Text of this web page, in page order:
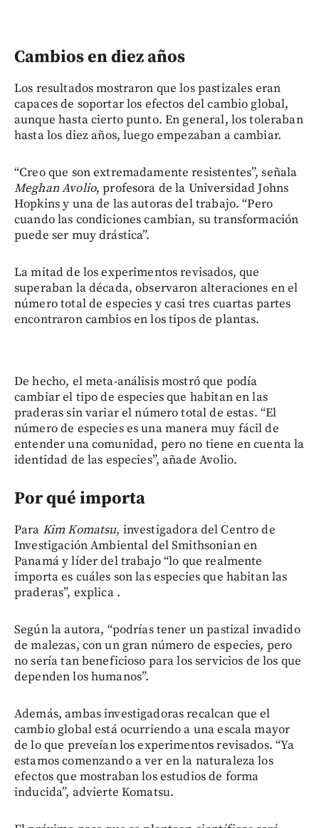
Cambios en diez años
Los resultados mostraron que los pastizales eran
capaces de soportar los efectos del cambio global,
aunque hasta cierto punto. En general, los toleraban
hasta los diez años, luego empezaban a cambiar.
“Creo que son extremadamente resistentes”, señala
Meghan Avolio, profesora de la Universidad Johns
Hopkins y una de las autoras del trabajo. “Pero
cuando las condiciones cambian, su transformación
puede ser muy drástica”.
La mitad de los experimentos revisados, que
superaban la década, observaron alteraciones en el
número total de especies y casi tres cuartas partes
encontraron cambios en los tipos de plantas.
De hecho, el meta-análisis mostró que podía
cambiar el tipo de especies que habitan en las
praderas sin variar el número total de estas. “El
número de especies es una manera muy fácil de
entender una comunidad, pero no tiene en cuenta la
identidad de las especies”, añade Avolio.
Por qué importa
Para Kim Komatsu, investigadora del Centro de
Investigación Ambiental del Smithsonian en
Panamá y líder del trabajo “lo que realmente
importa es cuáles son las especies que habitan las
praderas”, explica .
Según la autora, “podrías tener un pastizal invadido
de malezas, con un gran número de especies, pero
no sería tan beneficioso para los servicios de los que
dependen los humanos”.
Además, ambas investigadoras recalcan que el
cambio global está ocurriendo a una escala mayor
de lo que preveían los experimentos revisados. “Ya
estamos comenzando a ver en la naturaleza los
efectos que mostraban los estudios de forma
inducida”, advierte Komatsu.